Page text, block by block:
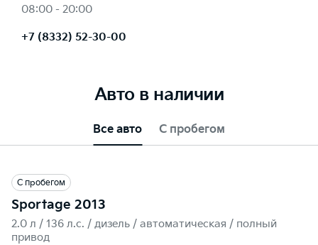
08:00 - 20:00
+7 (8332) 52-30-00
Авто в наличии
Все авто С пробегом
С пробегом
Sportage 2013
2.0 л / 136 л.c. / дизель / автоматическая / полный
привод